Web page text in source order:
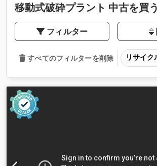
移動式破砕プラント 中古を買う
フィルター
すべてのフィルターを削除 リサイク